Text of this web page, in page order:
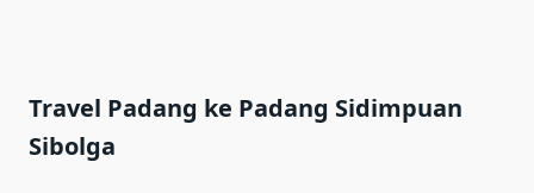
Travel Padang ke Padang Sidimpuan
Sibolga